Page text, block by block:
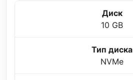
Диск
10 GB
Тип диска
NVMe